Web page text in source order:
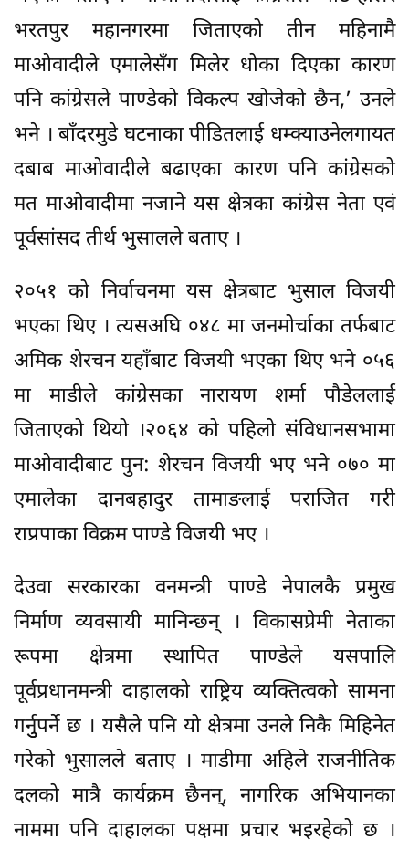
भरतपुर महानगरमा जिताएको तीन महिनामै
माओवादीले एमालेसँग मिलेर धोका दिएका कारण
पनि कांग्रेसले पाण्डेको विकल्प खोजेको छैन,’ उनले
भने । बाँदरमुडे घटनाका पीडितलाई धम्क्याउनेलगायत
दबाब माओवादीले बढाएका कारण पनि कांग्रेसको
मत माओवादीमा नजाने यस क्षेत्रका कांग्रेस नेता एवं
पूर्वसांसद तीर्थ भुसालले बताए ।
२०५१ को निर्वाचनमा यस क्षेत्रबाट भुसाल विजयी
भएका थिए । त्यसअघि ०४८ मा जनमोर्चाका तर्फबाट
अमिक शेरचन यहाँबाट विजयी भएका थिए भने ०५६
मा माडीले कांग्रेसका नारायण शर्मा पौडेललाई
जिताएको थियो ।२०६४ को पहिलो संविधानसभामा
माओवादीबाट पुन: शेरचन विजयी भए भने ०७० मा
एमालेका दानबहादुर तामाङलाई पराजित गरी
राप्रपाका विक्रम पाण्डे विजयी भए ।
देउवा सरकारका वनमन्त्री पाण्डे नेपालकै प्रमुख
निर्माण व्यवसायी मानिन्छन् । विकासप्रेमी नेताका
रूपमा क्षेत्रमा स्थापित पाण्डेले यसपालि
पूर्वप्रधानमन्त्री दाहालको राष्ट्रिय व्यक्तित्वको सामना
गर्नुुपर्ने छ । यसैले पनि यो क्षेत्रमा उनले निकै मिहिनेत
गरेको भुसालले बताए । माडीमा अहिले राजनीतिक
दलको मात्रै कार्यक्रम छैनन्, नागरिक अभियानका
नाममा पनि दाहालका पक्षमा प्रचार भइरहेको छ ।